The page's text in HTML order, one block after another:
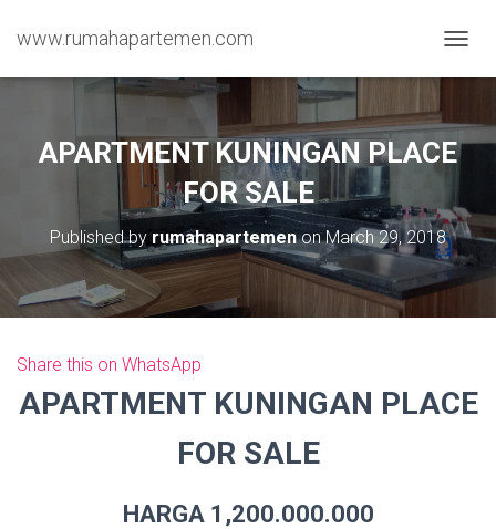
www.rumahapartemen.com
O
L
E
V
I
A
APARTMENT KUNINGAN PLACE
FOR SALE
Published byrumahapartemenonMarch 29, 2018
Share this on WhatsApp
APARTMENT KUNINGAN PLACE
FOR SALE
HARGA 1,200.000.000